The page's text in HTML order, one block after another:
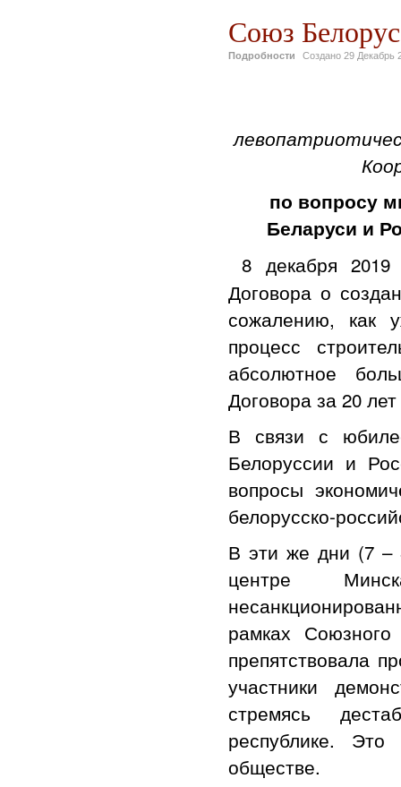
Союз
Подробности Создано 29 Декабрь
по вопросу
Беларуси и
8 декабря
Договора о
сожалению, как
процесс
абсолютное
Договора за 20
В связи с
Белоруссии и
вопросы
белорусско-
В эти же дни (7 –
центре
рамках
препятствовала
участники
стремясь
республике.
обществе.